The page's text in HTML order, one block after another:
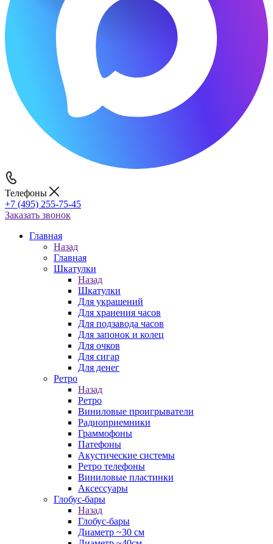
Телефоны
+7 (495) 255-75-45
Заказать звонок
Главная
Назад
Главная
Шкатулки
Назад
Шкатулки
Для украшений
Для хранения часов
Для подзавода часов
Для запонок и колец
Для очков
Для сигар
Для денег
Ретро
Назад
Ретро
Виниловые проигрыватели
Радиоприемники
Граммофоны
Патефоны
Акустические системы
Ретро телефоны
Виниловые пластинки
Аксессуары
Глобус-бары
Назад
Глобус-бары
Диаметр ~30 см